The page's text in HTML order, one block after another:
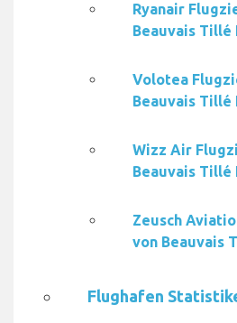
Ryanair
Beauvais Tillé
Volotea
Beauvais Tillé
Wizz Air
Beauvais Tillé
Zeusch
von Beauvais
Flughafen